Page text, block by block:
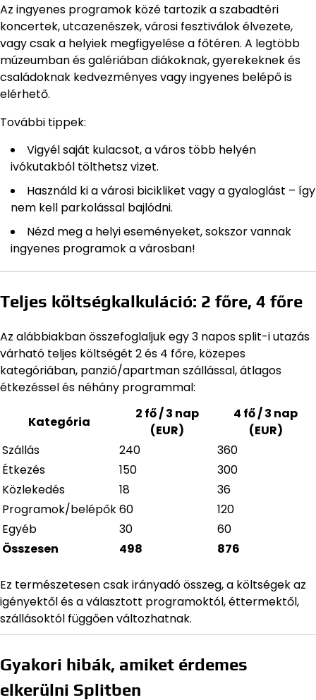
Az ingyenes programok közé tartozik a szabadtéri
koncertek, utcazenészek, városi fesztiválok élvezete,
vagy csak a helyiek megfigyelése a főtéren. A legtöbb
múzeumban és galériában diákoknak, gyerekeknek és
családoknak kedvezményes vagy ingyenes belépő is
elérhető.
További tippek:
Vigyél saját kulacsot, a város több helyén
ivókutakból tölthetsz vizet.
Használd ki a városi bicikliket vagy a gyaloglást – így
nem kell parkolással bajlódni.
Nézd meg a helyi eseményeket, sokszor vannak
ingyenes programok a városban!
Teljes költségkalkuláció: 2 főre, 4 főre
Az alábbiakban összefoglaljuk egy 3 napos split-i utazás
várható teljes költségét 2 és 4 főre, közepes
kategóriában, panzió/apartman szállással, átlagos
étkezéssel és néhány programmal:
Kategória
2 fő / 3 nap
(EUR)
4 fő / 3 nap
(EUR)
Szállás
240
360
Étkezés
150
300
Közlekedés
18
36
Programok/belépők60
120
Egyéb
30
60
Összesen
498 876
Ez természetesen csak irányadó összeg, a költségek az
igényektől és a választott programoktól, éttermektől,
szállásoktól függően változhatnak.
Gyakori hibák, amiket érdemes
elkerülni Splitben